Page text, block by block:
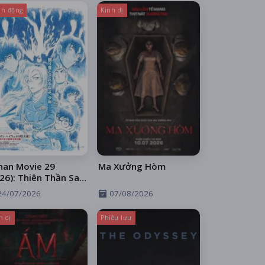
động
Movie 29
Thiên Thần Sa
Trên Xa Lộ
07/2026
Kinh dị
Ma Xưởng Hòm
07/08/2026
dị Phiêu lưu